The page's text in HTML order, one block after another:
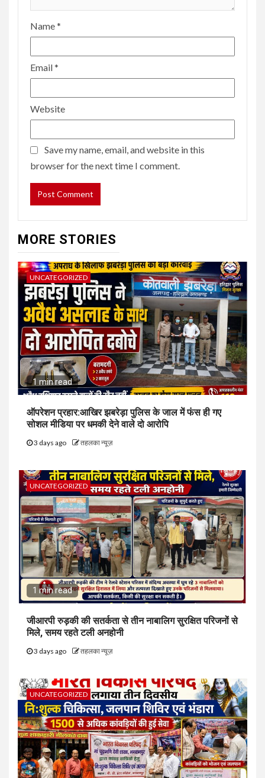
Name*
Email*
Website
Save my name, email, and website in this
browser for the next time I comment.
MORE STORIES
UNCATEGORIZED
1 min read
ऑपरेशन प्रहार:आखिर झबरेड़ा पुलिस के जाल में फंस ही गए
सोशल मीडिया पर धमकी देने वाले दो आरोपि
3 days ago तहलका न्यूज़
UNCATEGORIZED
1 min read
जीआरपी रुड़की की सतर्कता से तीन नाबालिग सुरक्षित परिजनों से
मिले, समय रहते टली अनहोनी
3 days ago तहलका न्यूज़
UNCATEGORIZED